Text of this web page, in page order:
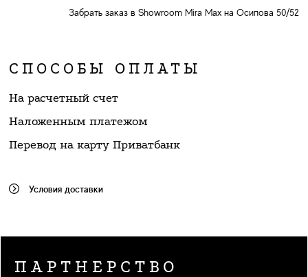
Забрать заказ в Showroom Mira Max на Осипова 50/52
СПОСОБЫ ОПЛАТЫ
На расчетный счет
Наложенным платежом
Перевод на карту Приватбанк
Условия доставки
ПАРТНЕРСТВО